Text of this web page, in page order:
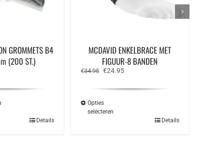
GROMMETS B4
(200 ST.)
Details
MCDAVID ENKELBRACE MET
FIGUUR-8 BANDEN
€34.95 Oorspronkelijke
€24.95Huidige
Opties
selecteren
Details